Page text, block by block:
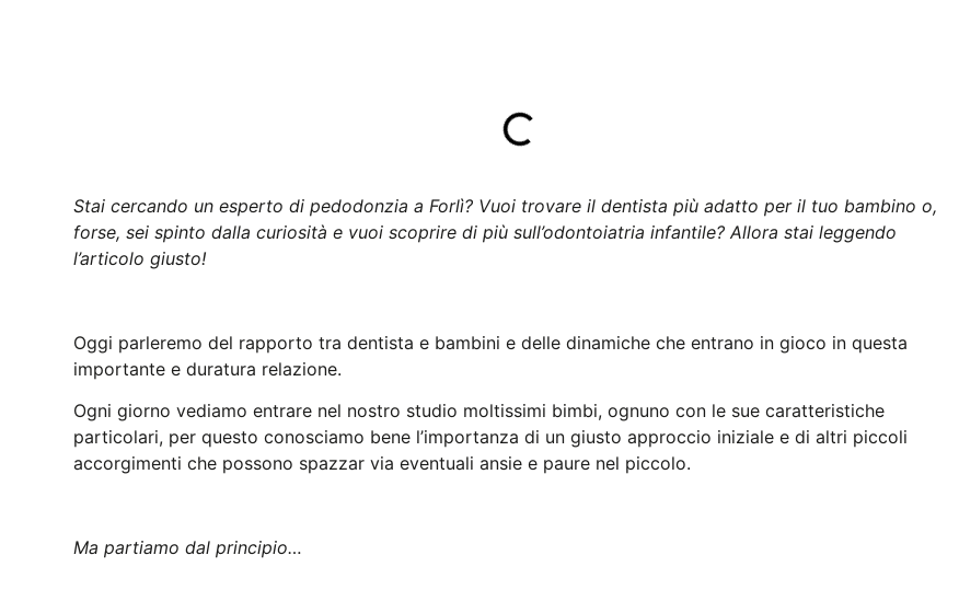
Stai cercando un esperto di pedodonzia a Forlì? Vuoi trovare il dentista più adatto per il tuo bambino o,
forse, sei spinto dalla curiosità e vuoi scoprire di più sull’odontoiatria infantile? Allora stai leggendo
l’articolo giusto!
Oggi parleremo del rapporto tra dentista e bambini e delle dinamiche che entrano in gioco in questa
importante e duratura relazione.
Ogni giorno vediamo entrare nel nostro studio moltissimi bimbi, ognuno con le sue caratteristiche
particolari, per questo conosciamo bene l’importanza di un giusto approccio iniziale e di altri piccoli
accorgimenti che possono spazzar via eventuali ansie e paure nel piccolo.
Ma partiamo dal principio…